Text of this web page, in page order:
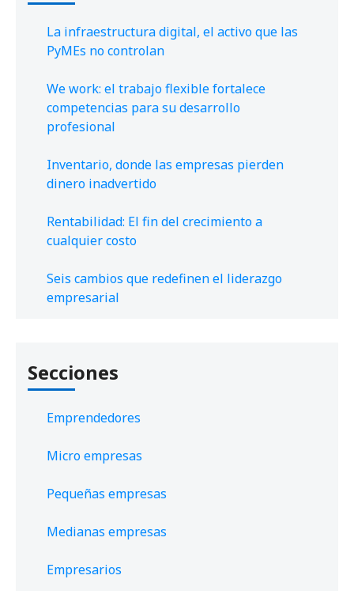
La infraestructura digital, el activo que las
PyMEs no controlan
We work: el trabajo flexible fortalece
competencias para su desarrollo
profesional
Inventario, donde las empresas pierden
dinero inadvertido
Rentabilidad: El fin del crecimiento a
cualquier costo
Seis cambios que redefinen el liderazgo
empresarial
Secciones
Emprendedores
Micro empresas
Pequeñas empresas
Medianas empresas
Empresarios